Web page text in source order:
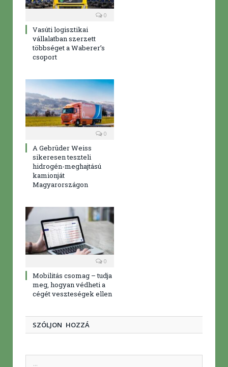
0
Vasúti logisztikai
vállalatban szerzett
többséget a Waberer’s
csoport
0
A Gebrüder Weiss
sikeresen teszteli
hidrogén-meghajtású
kamionját
Magyarországon
0
Mobilitás csomag – tudja
meg, hogyan védheti a
cégét veszteségek ellen
SZÓLJON HOZZÁ